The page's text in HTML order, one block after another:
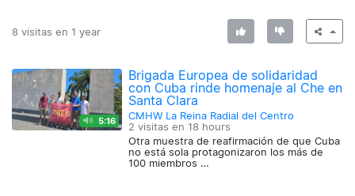
8 visitas en 1 year
5:16
Brigada Europea de solidaridad
con Cuba rinde homenaje al Che en
Santa Clara
CMHW La Reina Radial del Centro
2 visitas en 18 hours
Otra muestra de reafirmación de que Cuba
no está sola protagonizaron los más de
100 miembros …